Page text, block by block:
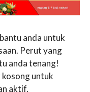
anda untuk
Perut yang
anda tenang!
kosong untuk
aktif.